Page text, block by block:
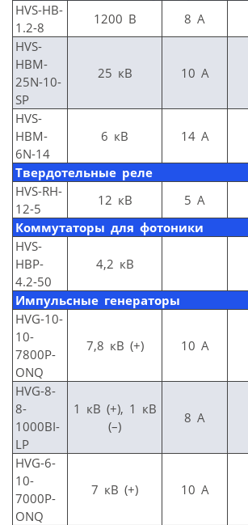
HVS-HB-
1.2-8
1200 В 8 А
HVS-
HBM-
25N-10-
SP
25 кВ 10 А
HVS-
HBM-
6N-14
6 кВ 14 А
Твердотельные реле
HVS-RH-
12-5
12 кВ 5 А
Коммутаторы для фотоники
HVS-
HBP-
4.2-50
4,2 кВ
Импульсные генераторы
HVG-10-
10-
7800P-
ONQ
7,8 кВ (+) 10 А
HVG-8-
8-
1000BI-
LP
1 кВ (+), 1 кВ
(–)
8 А
HVG-6-
10-
7000P-
ONQ
7 кВ (+) 10 А